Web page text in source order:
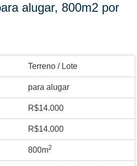
alugar, 800m2 por
Terreno / Lote
para alugar
R$14.000
R$14.000
800m2